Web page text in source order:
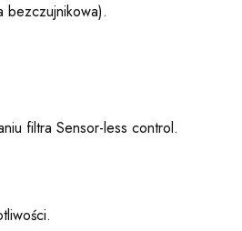
bezczujnikowa).
filtra Sensor-less control.